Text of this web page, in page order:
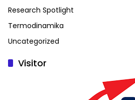
Research Spotlight
Termodinamika
Uncategorized
Visitor